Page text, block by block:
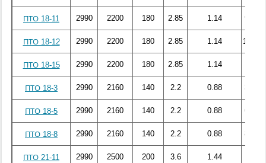
ПТО 18-11 2990 2200 180 2.85 1.14 99.96
ПТО 18-12 2990 2200 180 2.85 1.14 108.68
ПТО 18-15 2990 2200 180 2.85 1.14
ПТО 18-3 2990 2160 140 2.2 0.88 39.17
ПТО 18-5 2990 2160 140 2.2 0.88 61.39
ПТО 18-8 2990 2160 140 2.2 0.88 84.47
ПТО 21-11 2990 2500 200 3.6 1.44